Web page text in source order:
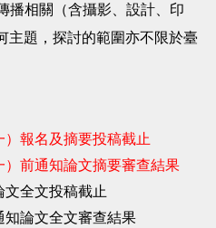
播相關（含攝影、設計、印
主題，探討的範圍亦不限於臺
）報名及摘要投稿截止
）前通知論文摘要審查結果
文全文投稿截止
知論文全文審查結果